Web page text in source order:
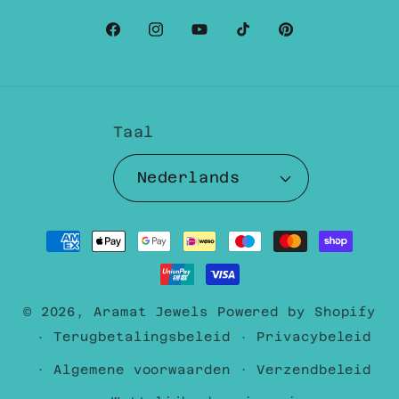
Facebook
Instagram
YouTubeTikTokPinterest
Taal
Nederlands
Betaalmethoden
© 2026, Aramat Jewels Powered by Shopify
Terugbetalingsbeleid
Privacybeleid
Algemene voorwaarden Verzendbeleid